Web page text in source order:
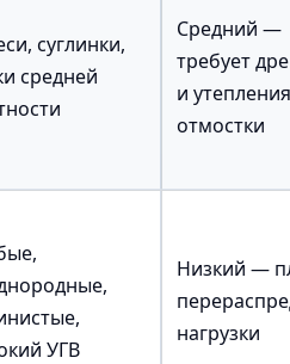
суглинки,
средней
Средний —
требует
и утепления
отмостки
УГВ
Низкий —
нагрузки